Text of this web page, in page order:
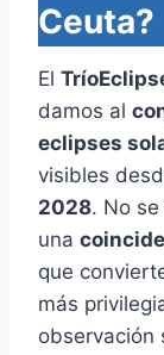
Ceuta?
El
damos al
eclipses
visibles
2028. No
una
que
más
observación